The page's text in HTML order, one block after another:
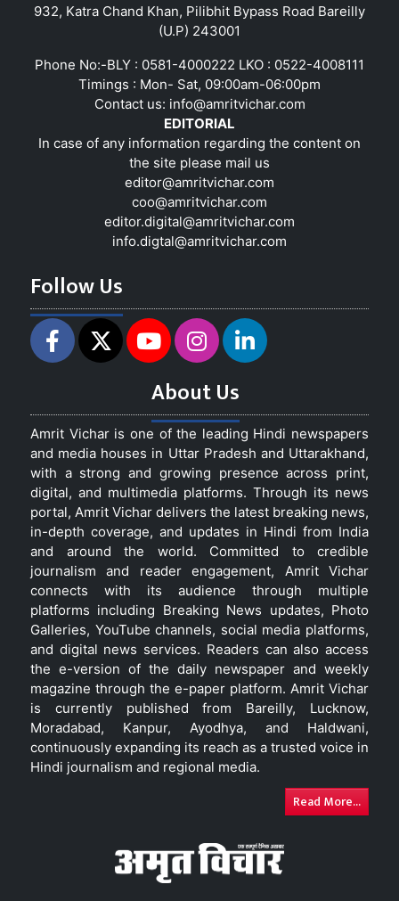
932, Katra Chand Khan, Pilibhit Bypass Road Bareilly
(U.P) 243001
Phone No:-BLY : 0581-4000222 LKO : 0522-4008111
Timings : Mon- Sat, 09:00am-06:00pm
Contact us: info@amritvichar.com
EDITORIAL
In case of any information regarding the content on
the site please mail us
editor@amritvichar.com
coo@amritvichar.com
editor.digital@amritvichar.com
info.digtal@amritvichar.com
Follow Us
About Us
Amrit Vichar is one of the leading Hindi newspapers
and media houses in Uttar Pradesh and Uttarakhand,
with a strong and growing presence across print,
digital, and multimedia platforms. Through its news
portal, Amrit Vichar delivers the latest breaking news,
in-depth coverage, and updates in Hindi from India
and around the world. Committed to credible
journalism and reader engagement, Amrit Vichar
connects with its audience through multiple
platforms including Breaking News updates, Photo
Galleries, YouTube channels, social media platforms,
and digital news services. Readers can also access
the e-version of the daily newspaper and weekly
magazine through the e-paper platform. Amrit Vichar
is currently published from Bareilly, Lucknow,
Moradabad, Kanpur, Ayodhya, and Haldwani,
continuously expanding its reach as a trusted voice in
Hindi journalism and regional media.
Read More...